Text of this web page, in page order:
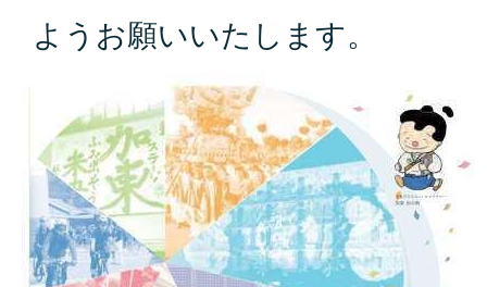
ようお願いいたします。